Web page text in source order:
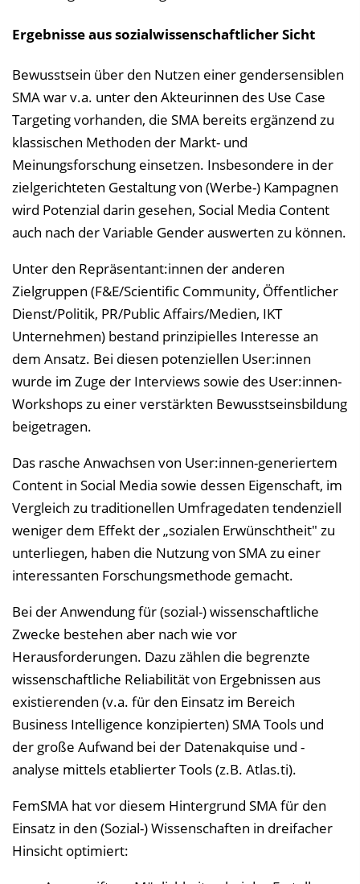
Ergebnisse aus sozialwissenschaftlicher Sicht
Bewusstsein über den Nutzen einer gendersensiblen
SMA war v.a. unter den Akteurinnen des Use Case
Targeting vorhanden, die SMA bereits ergänzend zu
klassischen Methoden der Markt- und
Meinungsforschung einsetzen. Insbesondere in der
zielgerichteten Gestaltung von (Werbe-) Kampagnen
wird Potenzial darin gesehen, Social Media Content
auch nach der Variable Gender auswerten zu können.
Unter den Repräsentant:innen der anderen
Zielgruppen (F&E/Scientific Community, Öffentlicher
Dienst/Politik, PR/Public Affairs/Medien, IKT
Unternehmen) bestand prinzipielles Interesse an
dem Ansatz. Bei diesen potenziellen User:innen
wurde im Zuge der Interviews sowie des User:innen-
Workshops zu einer verstärkten Bewusstseinsbildung
beigetragen.
Das rasche Anwachsen von User:innen-generiertem
Content in Social Media sowie dessen Eigenschaft, im
Vergleich zu traditionellen Umfragedaten tendenziell
weniger dem Effekt der „sozialen Erwünschtheit" zu
unterliegen, haben die Nutzung von SMA zu einer
interessanten Forschungsmethode gemacht.
Bei der Anwendung für (sozial-) wissenschaftliche
Zwecke bestehen aber nach wie vor
Herausforderungen. Dazu zählen die begrenzte
wissenschaftliche Reliabilität von Ergebnissen aus
existierenden (v.a. für den Einsatz im Bereich
Business Intelligence konzipierten) SMA Tools und
der große Aufwand bei der Datenakquise und -
analyse mittels etablierter Tools (z.B. Atlas.ti).
FemSMA hat vor diesem Hintergrund SMA für den
Einsatz in den (Sozial-) Wissenschaften in dreifacher
Hinsicht optimiert: